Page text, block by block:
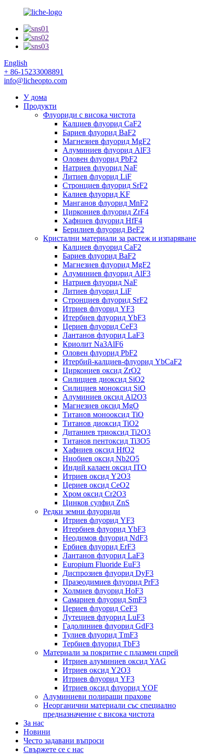
English
+ 86-15233008891
info@licheopto.com
У дома
Продукти
Флуориди с висока чистота
Калциев флуорид CaF2
Бариев флуорид BaF2
Магнезиев флуорид MgF2
Алуминиев флуорид AlF3
Оловен флуорид PbF2
Натриев флуорид NaF
Литиев флуорид LiF
Стронциев флуорид SrF2
Калиев флуорид KF
Манганов флуорид MnF2
Циркониев флуорид ZrF4
Хафниев флуорид HfF4
Берилиев флуорид BeF2
Кристални материали за растеж и изпаряване
Калциев флуорид CaF2
Бариев флуорид BaF2
Магнезиев флуорид MgF2
Алуминиев флуорид AlF3
Натриев флуорид NaF
Литиев флуорид LiF
Стронциев флуорид SrF2
Итриев флуорид YF3
Итербиев флуорид YbF3
Цериев флуорид CeF3
Лантанов флуорид LaF3
Криолит Na3AlF6
Оловен флуорид PbF2
Итербий-калциев-флуорид YbCaF2
Циркониев оксид ZrO2
Силициев диоксид SiO2
Силициев моноксид SiO
Алуминиев оксид Al2O3
Магнезиев оксид MgO
Титанов монооксид TiO
Титанов диоксид TiO2
Дитаниев триоксид Ti2O3
Титанов пентоксид Ti3O5
Хафниев оксид HfO2
Ниобиев оксид Nb2O5
Индий калаен оксид ITO
Итриев оксид Y2O3
Цериев оксид CeO2
Хром оксид Cr2O3
Цинков сулфид ZnS
Редки земни флуориди
Итриев флуорид YF3
Итербиев флуорид YbF3
Неодимов флуорид NdF3
Ербиев флуорид ErF3
Лантанов флуорид LaF3
Europium Fluoride EuF3
Диспрозиев флуорид DyF3
Празеодимиев флуорид PrF3
Холмиев флуорид HoF3
Самариев флуорид SmF3
Цериев флуорид CeF3
Лутециев флуорид LuF3
Гадолиниев флуорид GdF3
Тулиев флуорид TmF3
Тербиев флуорид TbF3
Материали за покритие с плазмен спрей
Итриев алуминиев оксид YAG
Итриев оксид Y2O3
Итриев флуорид YF3
Итриев оксид флуорид YOF
Алуминиеви полиращи прахове
Неорганични материали със специално
предназначение с висока чистота
За нас
Новини
Често задавани въпроси
Свържете се с нас